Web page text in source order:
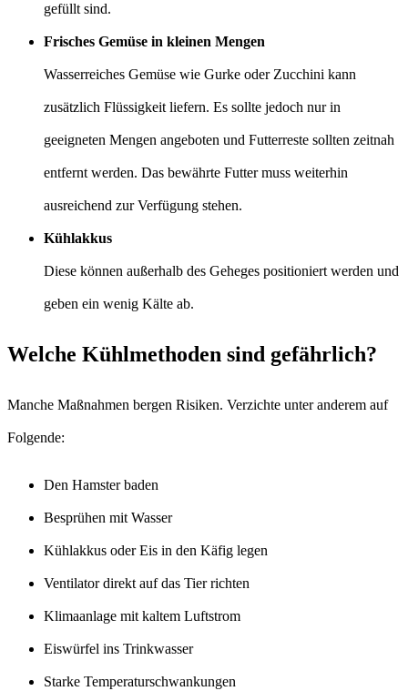
gefüllt sind.
Frisches Gemüse in kleinen Mengen
Wasserreiches Gemüse wie Gurke oder Zucchini kann
zusätzlich Flüssigkeit liefern. Es sollte jedoch nur in
geeigneten Mengen angeboten und Futterreste sollten zeitnah
entfernt werden. Das bewährte Futter muss weiterhin
ausreichend zur Verfügung stehen.
Kühlakkus
Diese können außerhalb des Geheges positioniert werden und
geben ein wenig Kälte ab.
Welche Kühlmethoden sind gefährlich?
Manche Maßnahmen bergen Risiken. Verzichte unter anderem auf
Folgende:
Den Hamster baden
Besprühen mit Wasser
Kühlakkus oder Eis in den Käfig legen
Ventilator direkt auf das Tier richten
Klimaanlage mit kaltem Luftstrom
Eiswürfel ins Trinkwasser
Starke Temperaturschwankungen